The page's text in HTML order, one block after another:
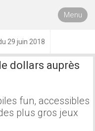
Menu
29 juin 2018
dollars auprès
fun, accessibles
plus gros jeux